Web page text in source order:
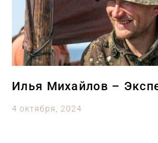
Илья Михайлов –
4 октября, 2024